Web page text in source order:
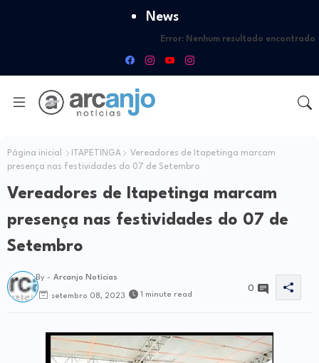
News
Error: Nenhum resultado encontrado
Página inicial ITAPETINGA
Vereadores de Itapetinga marcam
presença nas festividades do 07 de Setembro
Vereadores de Itapetinga marcam
presença nas festividades do 07 de
Setembro
By - Arcanjo Notícias
setembro 08, 2023 1 minute read
0